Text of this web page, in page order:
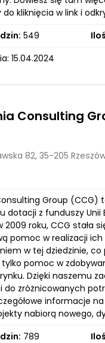
kliknięcia w link i
549
15.04.2024
Consulting
82, 35-205
Group (CCG)
dotacji z funduszy
2009 roku, CCG stała
pomoc w realizacji
w tej dziedzinie,
pomoc w
Dzięki naszemu
do zróżnicowanych
informacje
nabiorą nowego,
789